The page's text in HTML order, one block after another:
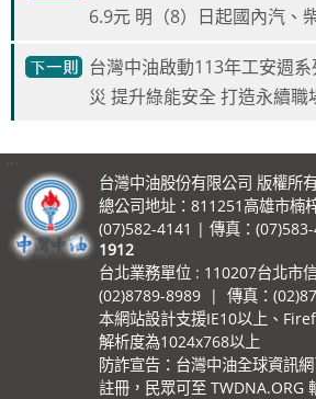
6.9元 明（8）日起國內汽、
台灣中油啟動113年工安週
災 提升綠能安全 打造永續職
台灣中油股份有限公司 版權所
總公司地址：811251高雄市楠
(07)582-4141 | 傳真：
1912
台北業務單位 : 110207台北市
(02)8789-8989 | 傳真：
本網站設計支援IE10以上、
解析度為1024x768以上
防詐宣告：台灣中油全球資訊
註冊，民眾可至 TWDNA.ORG